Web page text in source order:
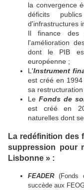
la convergence
déficits
d'infrastructures
Il finance des
l'amélioration
dont le PIB
européenne ;
L'Instrument
est créé en
sa restructuration
Le Fonds de
est créé en
naturelles dont
La redéfinition des
suppression pour
Lisbonne » :
FEADER (Fonds
succède aux